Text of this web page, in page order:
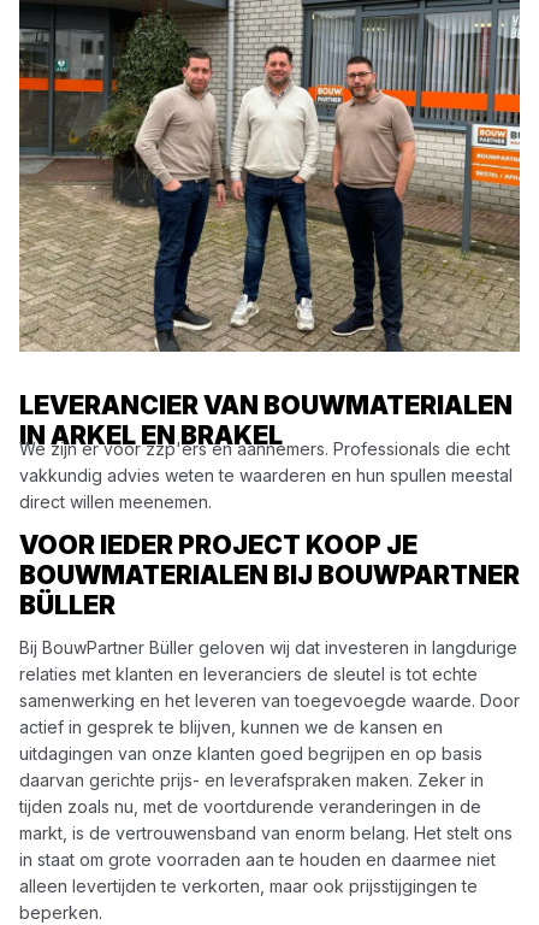
LEVERANCIER VAN BOUWMATERIALEN
IN ARKEL EN BRAKEL
We zijn er voor zzp'ers en aannemers. Professionals die echt
vakkundig advies weten te waarderen en hun spullen meestal
direct willen meenemen.
VOOR IEDER PROJECT KOOP JE
BOUWMATERIALEN BIJ BOUWPARTNER
BÜLLER
Bij BouwPartner Büller geloven wij dat investeren in langdurige
relaties met klanten en leveranciers de sleutel is tot echte
samenwerking en het leveren van toegevoegde waarde. Door
actief in gesprek te blijven, kunnen we de kansen en
uitdagingen van onze klanten goed begrijpen en op basis
daarvan gerichte prijs- en leverafspraken maken. Zeker in
tijden zoals nu, met de voortdurende veranderingen in de
markt, is de vertrouwensband van enorm belang. Het stelt ons
in staat om grote voorraden aan te houden en daarmee niet
alleen levertijden te verkorten, maar ook prijsstijgingen te
beperken.